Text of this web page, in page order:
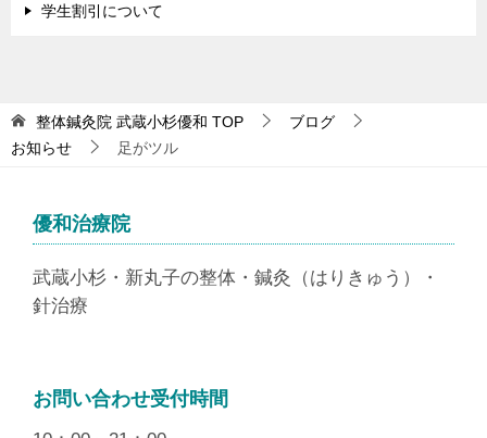
学生割引について
整体鍼灸院 武蔵小杉優和 TOP
ブログ
お知らせ
足がツル
優和治療院
武蔵小杉・新丸子の整体・鍼灸（はりきゅう）・
針治療
お問い合わせ受付時間